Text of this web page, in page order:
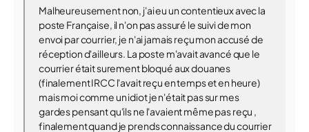
Malheureusement non, j'ai eu un contentieux avec la
poste Française, il n'on pas assuré le suivi de mon
envoi par courrier, je n'ai jamais reçu mon accusé de
réception d'ailleurs. La poste m'avait avancé que le
courrier était surement bloqué aux douanes
(finalement IRCC l'avait reçu en temps et en heure)
mais moi comme un idiot je n'était pas sur mes
gardes pensant qu'ils ne l'avaient même pas reçu ,
finalement quand je prends connaissance du courrier